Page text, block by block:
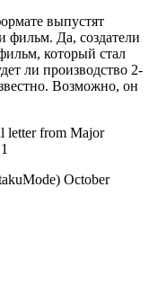
выпустят
фильм. Да, создатели
который стал
ли производство 2-
Возможно, он
letter from Major
October